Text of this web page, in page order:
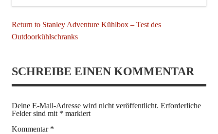
Return to Stanley Adventure Kühlbox – Test des
Outdoorkühlschranks
SCHREIBE EINEN KOMMENTAR
Deine E-Mail-Adresse wird nicht veröffentlicht. Erforderliche
Felder sind mit * markiert
Kommentar *